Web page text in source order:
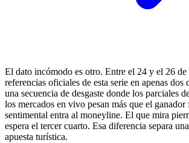
El dato incómodo es otro. Entre el 24 y el 26
referencias oficiales de esta serie en apenas dos
una secuencia de desgaste donde los parciales
los mercados en vivo pesan más que el
sentimental entra al moneyline. El que mira
espera el tercer cuarto. Esa diferencia separa
apuesta turística.